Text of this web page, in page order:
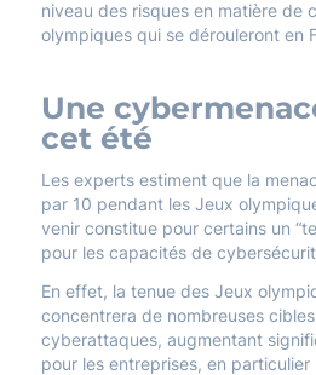
niveau des risques en matière de
olympiques qui se dérouleront en
Une
cet été
Les experts estiment que la
par 10 pendant les Jeux
venir constitue pour certains un
pour les capacités de
En effet, la tenue des Jeux
concentrera de nombreuses
cyberattaques, augmentant
pour les entreprises, en particulier